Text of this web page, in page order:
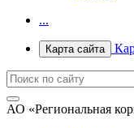
...
Карта сайта
АО «Региональная